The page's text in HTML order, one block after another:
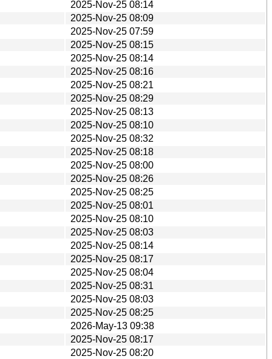
2025-Nov-25 08:14
2025-Nov-25 08:09
2025-Nov-25 07:59
2025-Nov-25 08:15
2025-Nov-25 08:14
2025-Nov-25 08:16
2025-Nov-25 08:21
2025-Nov-25 08:29
2025-Nov-25 08:13
2025-Nov-25 08:10
2025-Nov-25 08:32
2025-Nov-25 08:18
2025-Nov-25 08:00
2025-Nov-25 08:26
2025-Nov-25 08:25
2025-Nov-25 08:01
2025-Nov-25 08:10
2025-Nov-25 08:03
2025-Nov-25 08:14
2025-Nov-25 08:17
2025-Nov-25 08:04
2025-Nov-25 08:31
2025-Nov-25 08:03
2025-Nov-25 08:25
2026-May-13 09:38
2025-Nov-25 08:17
2025-Nov-25 08:20